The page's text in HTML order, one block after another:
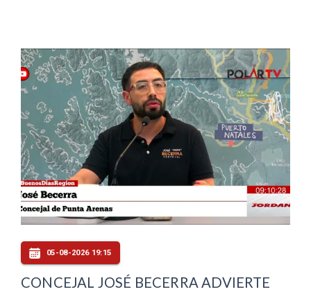
05-08-2026 19:15
CONCEJAL JOSÉ BECERRA ADVIERTE